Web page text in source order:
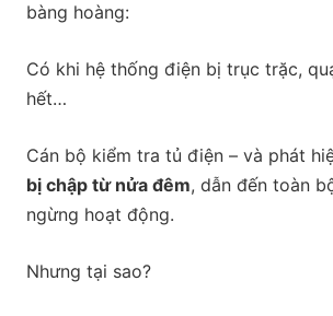
bàng hoàng:
Có khi hệ thống điện bị trục trặc,
hết…
Cán bộ kiểm tra tủ điện – và phát
bị chập từ nửa đêm, dẫn đến toàn
ngừng hoạt động.
Nhưng tại sao?